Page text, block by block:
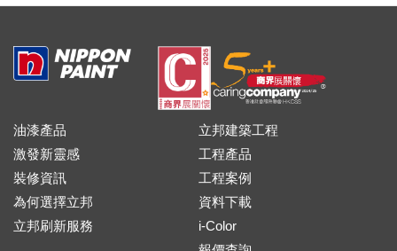
油漆產品
激發新靈感
裝修資訊
為何選擇立邦
立邦刷新服務
立邦建築工程
工程產品
工程案例
資料下載
i-Color